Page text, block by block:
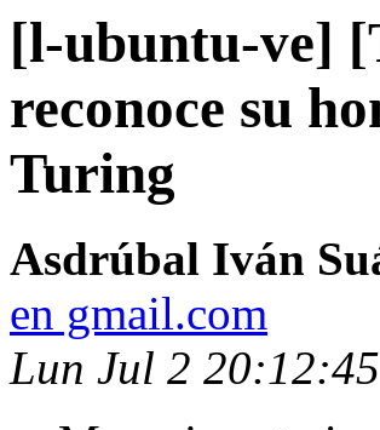
[l-ubuntu-ve]
reconoce su
Turing
Asdrúbal Iván
en gmail.com
Lun Jul 2